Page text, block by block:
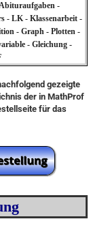
-
- LK - Klassenarbeit -
- Graph - Plotten -
- Gleichung -
gezeigte
der in MathProf
für das